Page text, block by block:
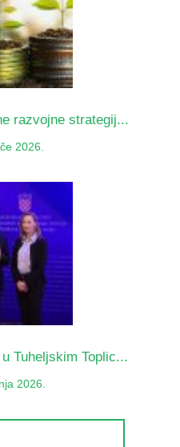
razvojne strategij...
2026.
Tuheljskim Toplic...
2026.